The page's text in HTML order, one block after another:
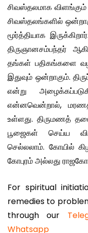
சிவஸ்தலமாக
சிவஸ்தலங்களில்
மூர்த்தியாக
திருஞானசம்பந்தர்
தங்கள் பதிகங்களை
இதுவும் ஒன்றாகும்.
என்று
என்னவென்றால்,
உள்ளது. திருமணத்
பூஜைகள் செய்ய
செல்லலாம். கோயில்
கோபுரம் அல்லது
For spiritual
remedies to
through our
Whatsapp